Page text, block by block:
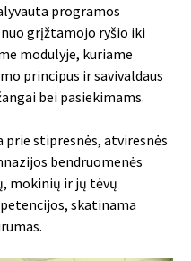
programos
grįžtamojo ryšio iki
modulyje, kuriame
principus ir savivaldaus
bei pasiekimams.
prie stipresnės, atviresnės
bendruomenės
mokinių ir jų tėvų
skatinama